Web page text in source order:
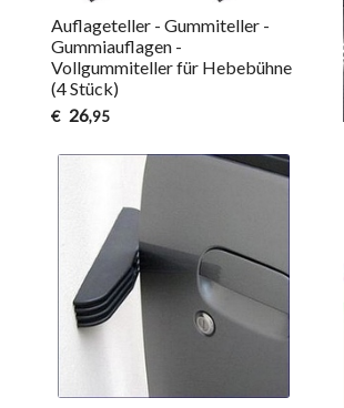
Auflageteller - Gummiteller -
Gummiauflagen -
Vollgummiteller für Hebebühne
(4 Stück)
€ 26,95